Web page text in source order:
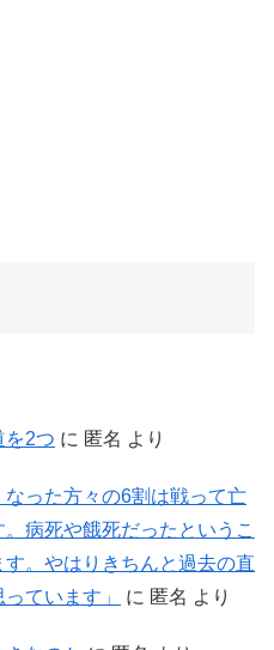
を2つ に 匿名 より
った方々の6割は戦って亡
病死や餓死だったというこ
。やはりきちんと過去の直
ています」
に 匿名 より